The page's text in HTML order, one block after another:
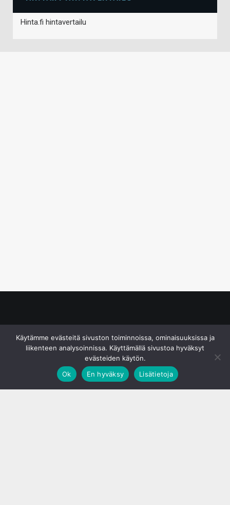
Hinta.fi hintavertailu
Käytämme evästeitä sivuston toiminnoissa, ominaisuuksissa ja
liikenteen analysoinnissa. Käyttämällä sivustoa hyväksyt
evästeiden käytön.
Ok
En hyväksy Lisätietoja